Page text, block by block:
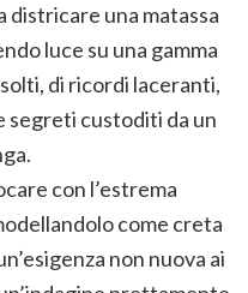
districare una matassa
luce su una gamma
di ricordi laceranti,
segreti custoditi da un
con l’estrema
come creta
non nuova ai